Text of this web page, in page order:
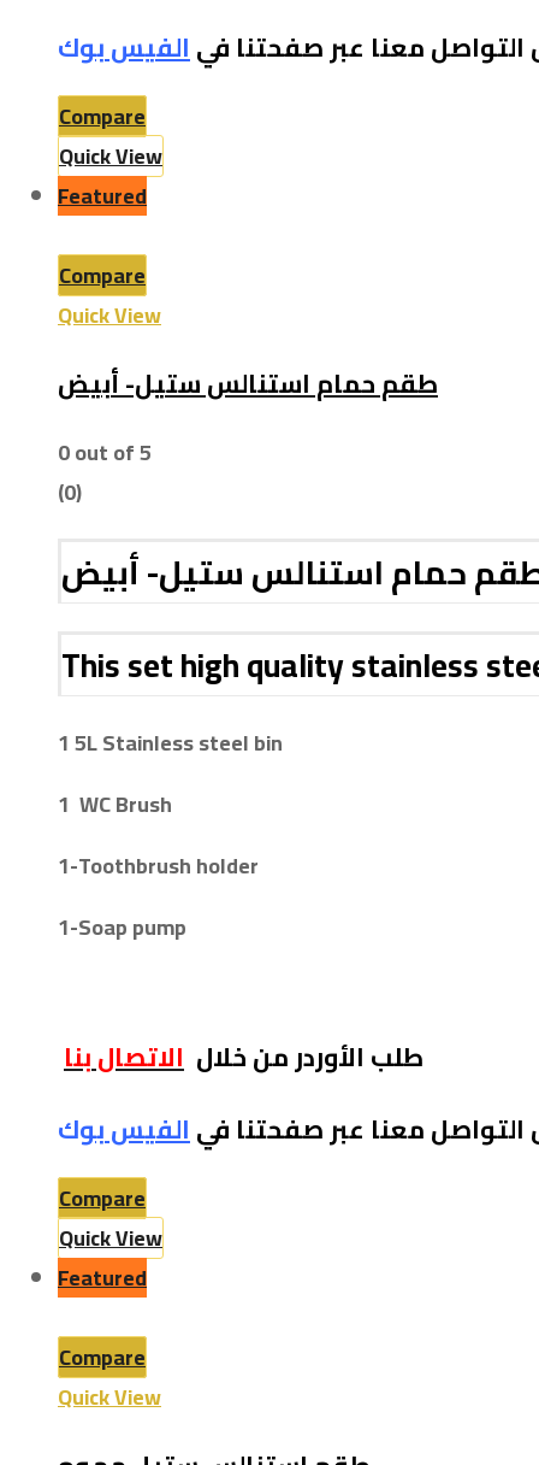
التواصل معنا عبر صفحتنا فيالفيس بوك
Compare
Quick View
Featured
Compare
Quick View
طقم حمام استنالس ستيل- أبيض
0out of 5
(0)
حمام استنالس ستيل- أبيض
This set high quality stainless
1 5L Stainless steel bin
1 WC Brush
1-Toothbrush holder
1-Soap pump
طلب الأوردر من خلال الاتصال بنا
التواصل معنا عبر صفحتنا فيالفيس بوك
Compare
Quick View
Featured
Compare
Quick View